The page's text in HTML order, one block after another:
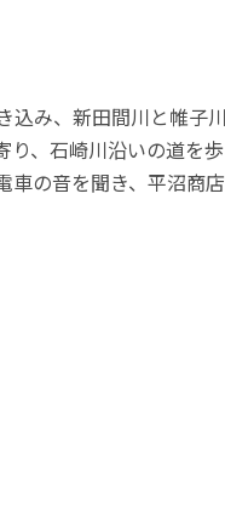
み、新田間川と帷子川
り、石崎川沿いの道を歩
車の音を聞き、平沼商店